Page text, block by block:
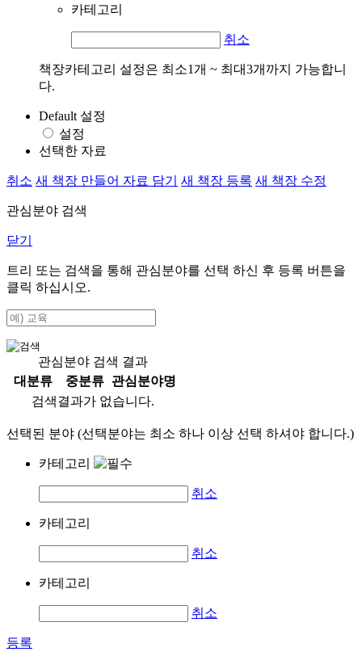
카테고리
취소
책장카테고리 설정은 최소1개 ~ 최대3개까지 가능합니
다.
Default 설정
설정
선택한 자료
취소 새 책장 만들어 자료 담기 새 책장 등록 새 책장 수정
관심분야 검색
닫기
트리 또는 검색을 통해 관심분야를 선택 하신 후 등록 버튼을
클릭 하십시오.
관심분야 검색 결과
대분류
중분류
관심분야명
검색결과가 없습니다.
선택된 분야 (선택분야는 최소 하나 이상 선택 하셔야 합니다.)
카테고리
취소
카테고리
취소
카테고리
취소
등록